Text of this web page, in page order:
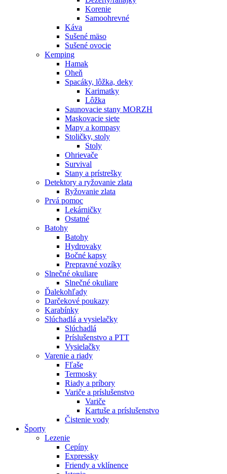
Korenie
Samoohrevné
Káva
Sušené mäso
Sušené ovocie
Kemping
Hamak
Oheň
Spacáky, lôžka, deky
Karimatky
Lôžka
Saunovacie stany MORZH
Maskovacie siete
Mapy a kompasy
Stoličky, stoly
Stoly
Ohrievače
Survival
Stany a prístrešky
Detektory a ryžovanie zlata
Ryžovanie zlata
Prvá pomoc
Lekárničky
Ostatné
Batohy
Batohy
Hydrovaky
Bočné kapsy
Prepravné vozíky
Slnečné okuliare
Slnečné okuliare
Ďalekohľady
Darčekové poukazy
Karabínky
Slúchadlá a vysielačky
Slúchadlá
Príslušenstvo a PTT
Vysielačky
Varenie a riady
Fľaše
Termosky
Riady a príbory
Variče a príslušenstvo
Variče
Kartuše a príslušenstvo
Čistenie vody
Športy
Lezenie
Cepíny
Expressky
Friendy a vklínence